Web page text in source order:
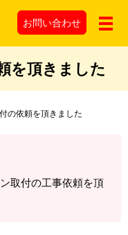
メ
お問い合わせ
を頂きました
の依頼を頂きました
取付の工事依頼を頂